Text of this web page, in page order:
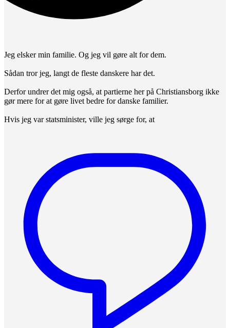
Jeg elsker min familie. Og jeg vil gøre alt for dem.
Sådan tror jeg, langt de fleste danskere har det.
Derfor undrer det mig også, at partierne her på Christiansborg ikke
gør mere for at gøre livet bedre for danske familier.
Hvis jeg var statsminister, ville jeg sørge for, at